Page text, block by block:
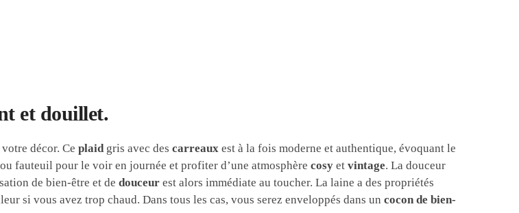
et douillet.
décor. Ceplaidgris avec descarreaux est à la fois moderne et authentique, évoquant le
fauteuil pour le voir en journée et profiter d’une atmosphèrecosy etvintage. La douceur
de bien-être et dedouceur est alors immédiate au toucher. La laine a des propriétés
si vous avez trop chaud. Dans tous les cas, vous serez enveloppés dans uncocon de bien-